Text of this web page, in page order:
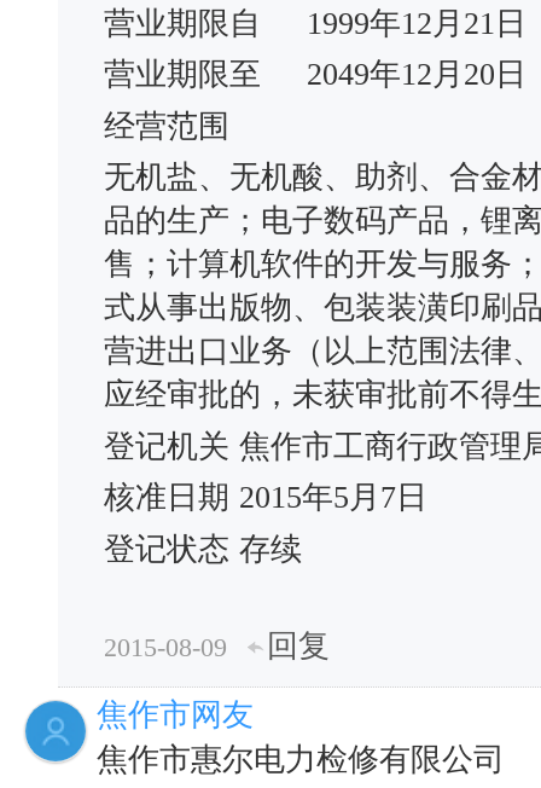
营业期限自
1999年12月21日
营业期限至
2049年12月20日
经营范围
无机盐、无机酸、助剂、合金
品的生产；电子数码产品，锂
售；计算机软件的开发与服务
式从事出版物、包装装潢印刷
营进出口业务（以上范围法律
应经审批的，未获审批前不得
登记机关 焦作市工商行政管理
核准日期 2015年5月7日
登记状态 存续
2015-08-09
回复
焦作市网友
焦作市惠尔电力检修有限公司